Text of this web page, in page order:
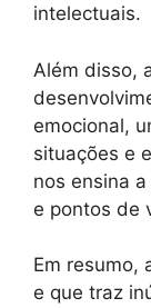
intelectuais.
Além disso,
emocional,
situações e
nos ensina
e pontos de
Em resumo,
e que traz